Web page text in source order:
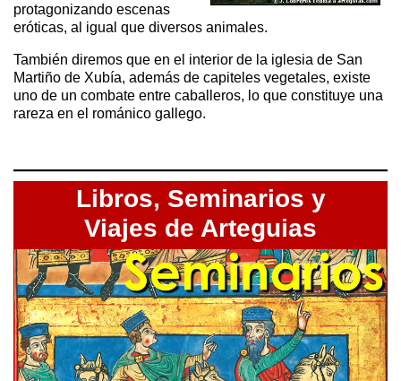
protagonizando escenas
eróticas, al igual que diversos animales.
También diremos que en el interior de la iglesia de San
Martiño de Xubía, además de capiteles vegetales, existe
uno de un combate entre caballeros, lo que constituye una
rareza en el románico gallego.
Libros, Seminarios y
Viajes de Arteguias